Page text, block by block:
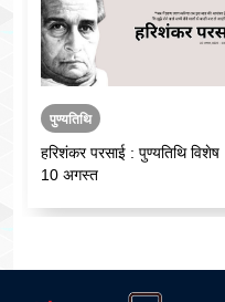
पुण्यतिथि
हरिशंकर परसाई : पुण्यतिथि विशेष
10 अगस्त